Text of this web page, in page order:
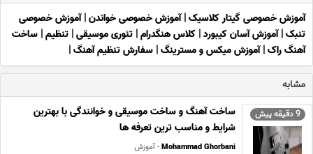
آموزش خصوصی گیتار کلاسیک|آموزش خصوصی خواندن|آموزش خصوصی
تنبک|آموزش آسان کیبورد| کلاس هنگدرام| تئوری موسیقی| تنظیم| ساخت
آهنگ راک|آموزش میکس و مسترینگ| سفارش تنظیم آهنگ|
مشابه
9 دقیقه پیش
ساخت آهنگ و ساخت موسیقی و خوانندگی با بهترین
شرایط و مناسب ترین تعرفه ها
Mohammad Ghorbani- آموزش